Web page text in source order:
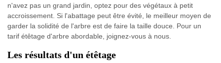
n'avez pas un grand jardin, optez pour des végétaux à petit
accroissement. Si l'abattage peut être évité, le meilleur moyen de
garder la solidité de l'arbre est de faire la taille douce. Pour un
tarif étêtage d'arbre abordable, joignez-vous à nous.
Les résultats d'un étêtage